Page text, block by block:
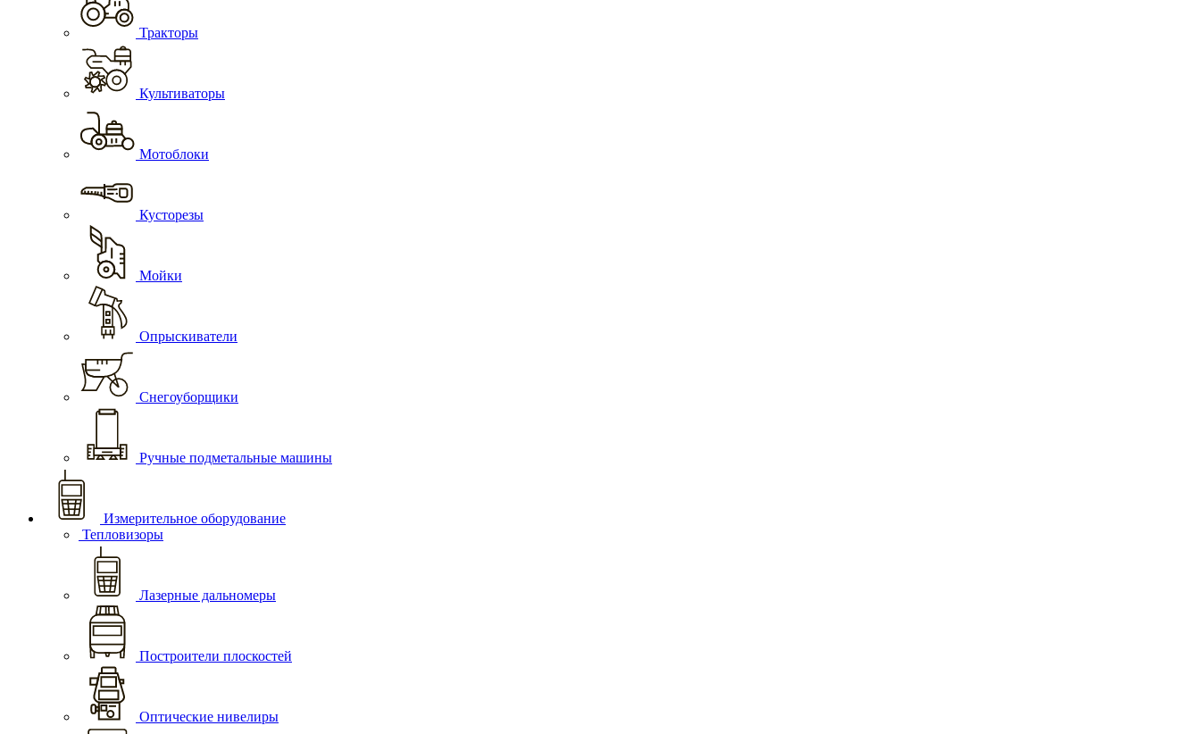
Тракторы
Культиваторы
Мотоблоки
Кусторезы
Мойки
Опрыскиватели
Снегоуборщики
Ручные подметальные машины
Измерительное оборудование
Тепловизоры
Лазерные дальномеры
Построители плоскостей
Оптические нивелиры